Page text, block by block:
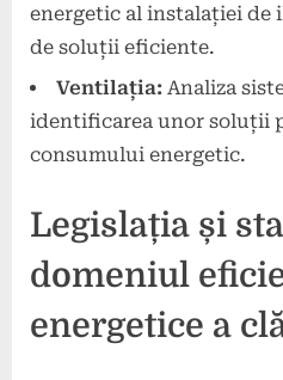
energetic al instalației de
de soluții eficiente.
Ventilația: Analiza
identificarea unor soluții
consumului energetic.
Legislația și
domeniul
energetice a